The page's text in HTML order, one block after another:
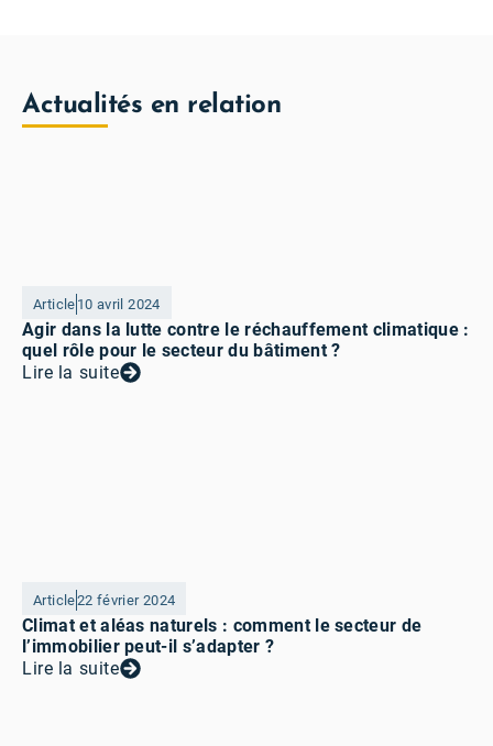
Actualités en relation
Article 10 avril 2024
Agir dans la lutte contre le réchauffement climatique :
quel rôle pour le secteur du bâtiment ?
Lire la suite
Article22 février 2024
Climat et aléas naturels : comment le secteur de
l’immobilier peut-il s’adapter ?
Lire la suite